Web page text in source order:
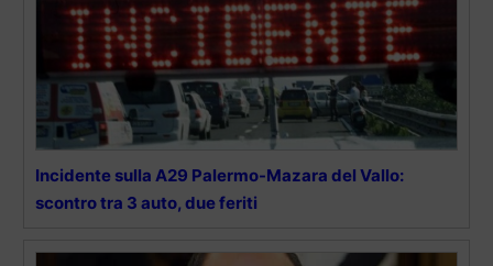
Incidente sulla A29 Palermo-Mazara del Vallo:
scontro tra 3 auto, due feriti